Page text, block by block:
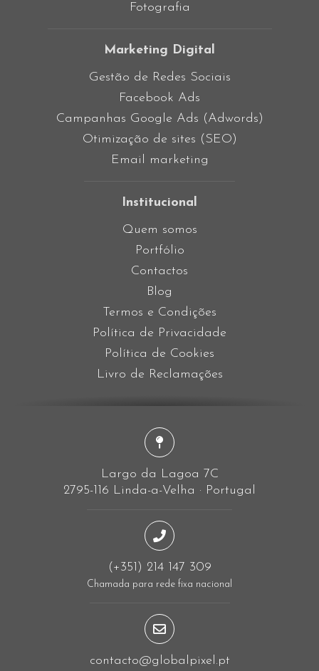
Fotografia
Marketing Digital
Gestão de Redes Sociais
Facebook Ads
Campanhas Google Ads (Adwords)
Otimização de sites (SEO)
Email marketing
Institucional
Quem somos
Portfólio
Contactos
Blog
Termos e Condições
Política de Privacidade
Política de Cookies
Livro de Reclamações
Largo da Lagoa 7C
2795-116 Linda-a-Velha · Portugal
(+351) 214 147 309
Chamada para rede fixa nacional
contacto@globalpixel.pt